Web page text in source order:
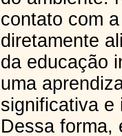
contato com
diretamente
da educação
uma
significativa e
Dessa forma,